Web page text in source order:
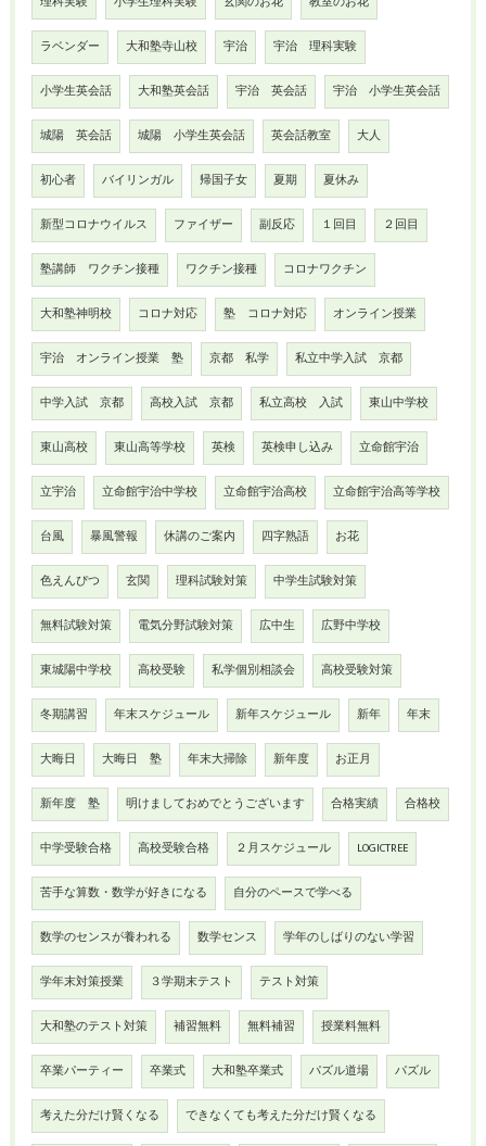
ラベンダー 大和塾寺山校 宇治 宇治 理科実験
小学生英会話 大和塾英会話 宇治 英会話 宇治 小学生英会話
城陽 英会話 城陽 小学生英会話 英会話教室 大人
初心者 バイリンガル 帰国子女 夏期 夏休み
新型コロナウイルス ファイザー 副反応 １回目 ２回目
塾講師 ワクチン接種 ワクチン接種 コロナワクチン
大和塾神明校 コロナ対応 塾 コロナ対応 オンライン授業
宇治 オンライン授業 塾 京都 私学 私立中学入試 京都
中学入試 京都 高校入試 京都 私立高校 入試 東山中学校
東山高校 東山高等学校 英検 英検申し込み 立命館宇治
立宇治 立命館宇治中学校 立命館宇治高校 立命館宇治高等学校
台風 暴風警報 休講のご案内 四字熟語 お花
色えんぴつ 玄関 理科試験対策 中学生試験対策
無料試験対策 電気分野試験対策 広中生 広野中学校
東城陽中学校 高校受験 私学個別相談会 高校受験対策
冬期講習 年末スケジュール 新年スケジュール 新年 年末
大晦日 大晦日 塾 年末大掃除 新年度 お正月
新年度 塾 明けましておめでとうございます 合格実績 合格校
中学受験合格 高校受験合格 ２月スケジュール LOGICTREE
苦手な算数・数学が好きになる 自分のペースで学べる
数学のセンスが養われる 数学センス 学年のしばりのない学習
学年末対策授業 ３学期末テスト テスト対策
大和塾のテスト対策 補習無料 無料補習 授業料無料
卒業パーティー 卒業式 大和塾卒業式 パズル道場 パズル
考えた分だけ賢くなる できなくても考えた分だけ賢くなる